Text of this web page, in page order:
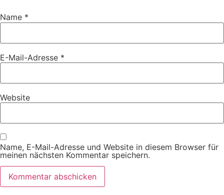
Name *
E-Mail-Adresse *
Website
Name, E-Mail-Adresse und Website in diesem Browser für
meinen nächsten Kommentar speichern.